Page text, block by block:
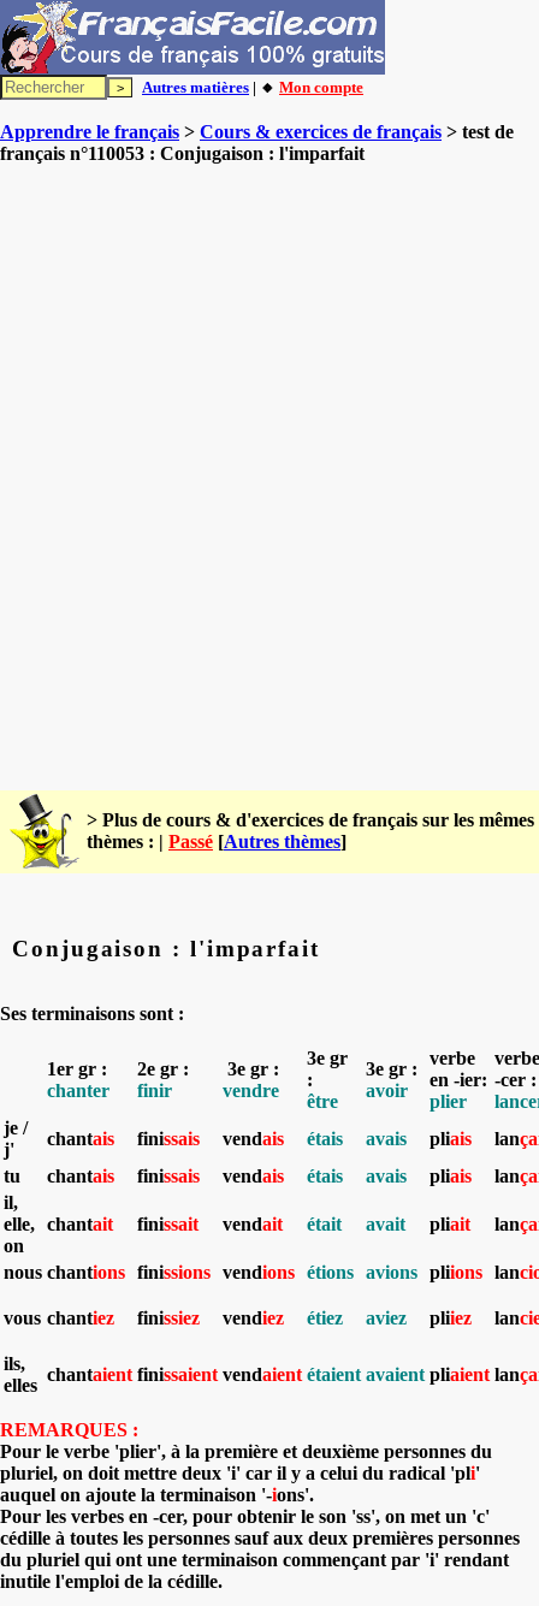
Autres matières | 🔸 Mon compte
Apprendre le français > Cours & exercices de français > test de
français n°110053 : Conjugaison : l'imparfait
> Plus de cours & d'exercices de français sur les mêmes
thèmes : | Passé [Autres thèmes]
Conjugaison : l'imparfait
Ses terminaisons sont :
1er gr :
chanter
2e gr :
finir
3e gr :
vendre
3e gr
:
être
3e gr :
avoir
verbe
en -ier:
plier
-cer :
je /
j'
chantais finissais vendais étais avais pliais lanç
tu
chantais finissais vendais étais avais pliais lanç
il,
elle,
on
chantait finissait vendait était avait pliait lanç
nous chantions finissions vendions étions avions pliions lan
vous chantiez finissiez vendiez étiez aviez pliiez lan
ils,
elles
chantaient finissaient vendaient étaient avaient pliaient lanç
REMARQUES :
Pour le verbe 'plier', à la première et deuxième personnes du
pluriel, on doit mettre deux 'i' car il y a celui du radical 'pli'
auquel on ajoute la terminaison '-ions'.
Pour les verbes en -cer, pour obtenir le son 'ss', on met un 'c'
cédille à toutes les personnes sauf aux deux premières personnes
du pluriel qui ont une terminaison commençant par 'i' rendant
inutile l'emploi de la cédille.